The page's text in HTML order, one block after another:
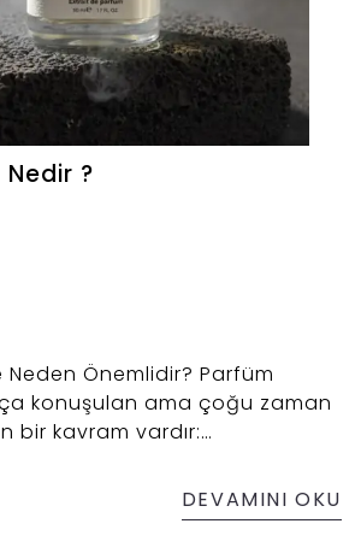
?
Önemlidir? Parfüm
konuşulan ama çoğu zaman
bir kavram vardır:
DEVAMINI OKU